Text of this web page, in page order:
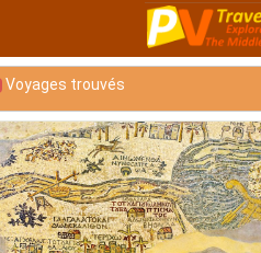
Voyages trouvés